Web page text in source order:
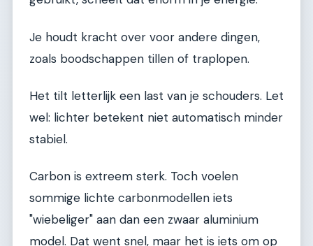
Je houdt kracht over voor andere dingen,
zoals boodschappen tillen of traplopen.
Het tilt letterlijk een last van je schouders. Let
wel: lichter betekent niet automatisch minder
stabiel.
Carbon is extreem sterk. Toch voelen
sommige lichte carbonmodellen iets
"wiebeliger" aan dan een zwaar aluminium
model. Dat went snel, maar het is iets om op